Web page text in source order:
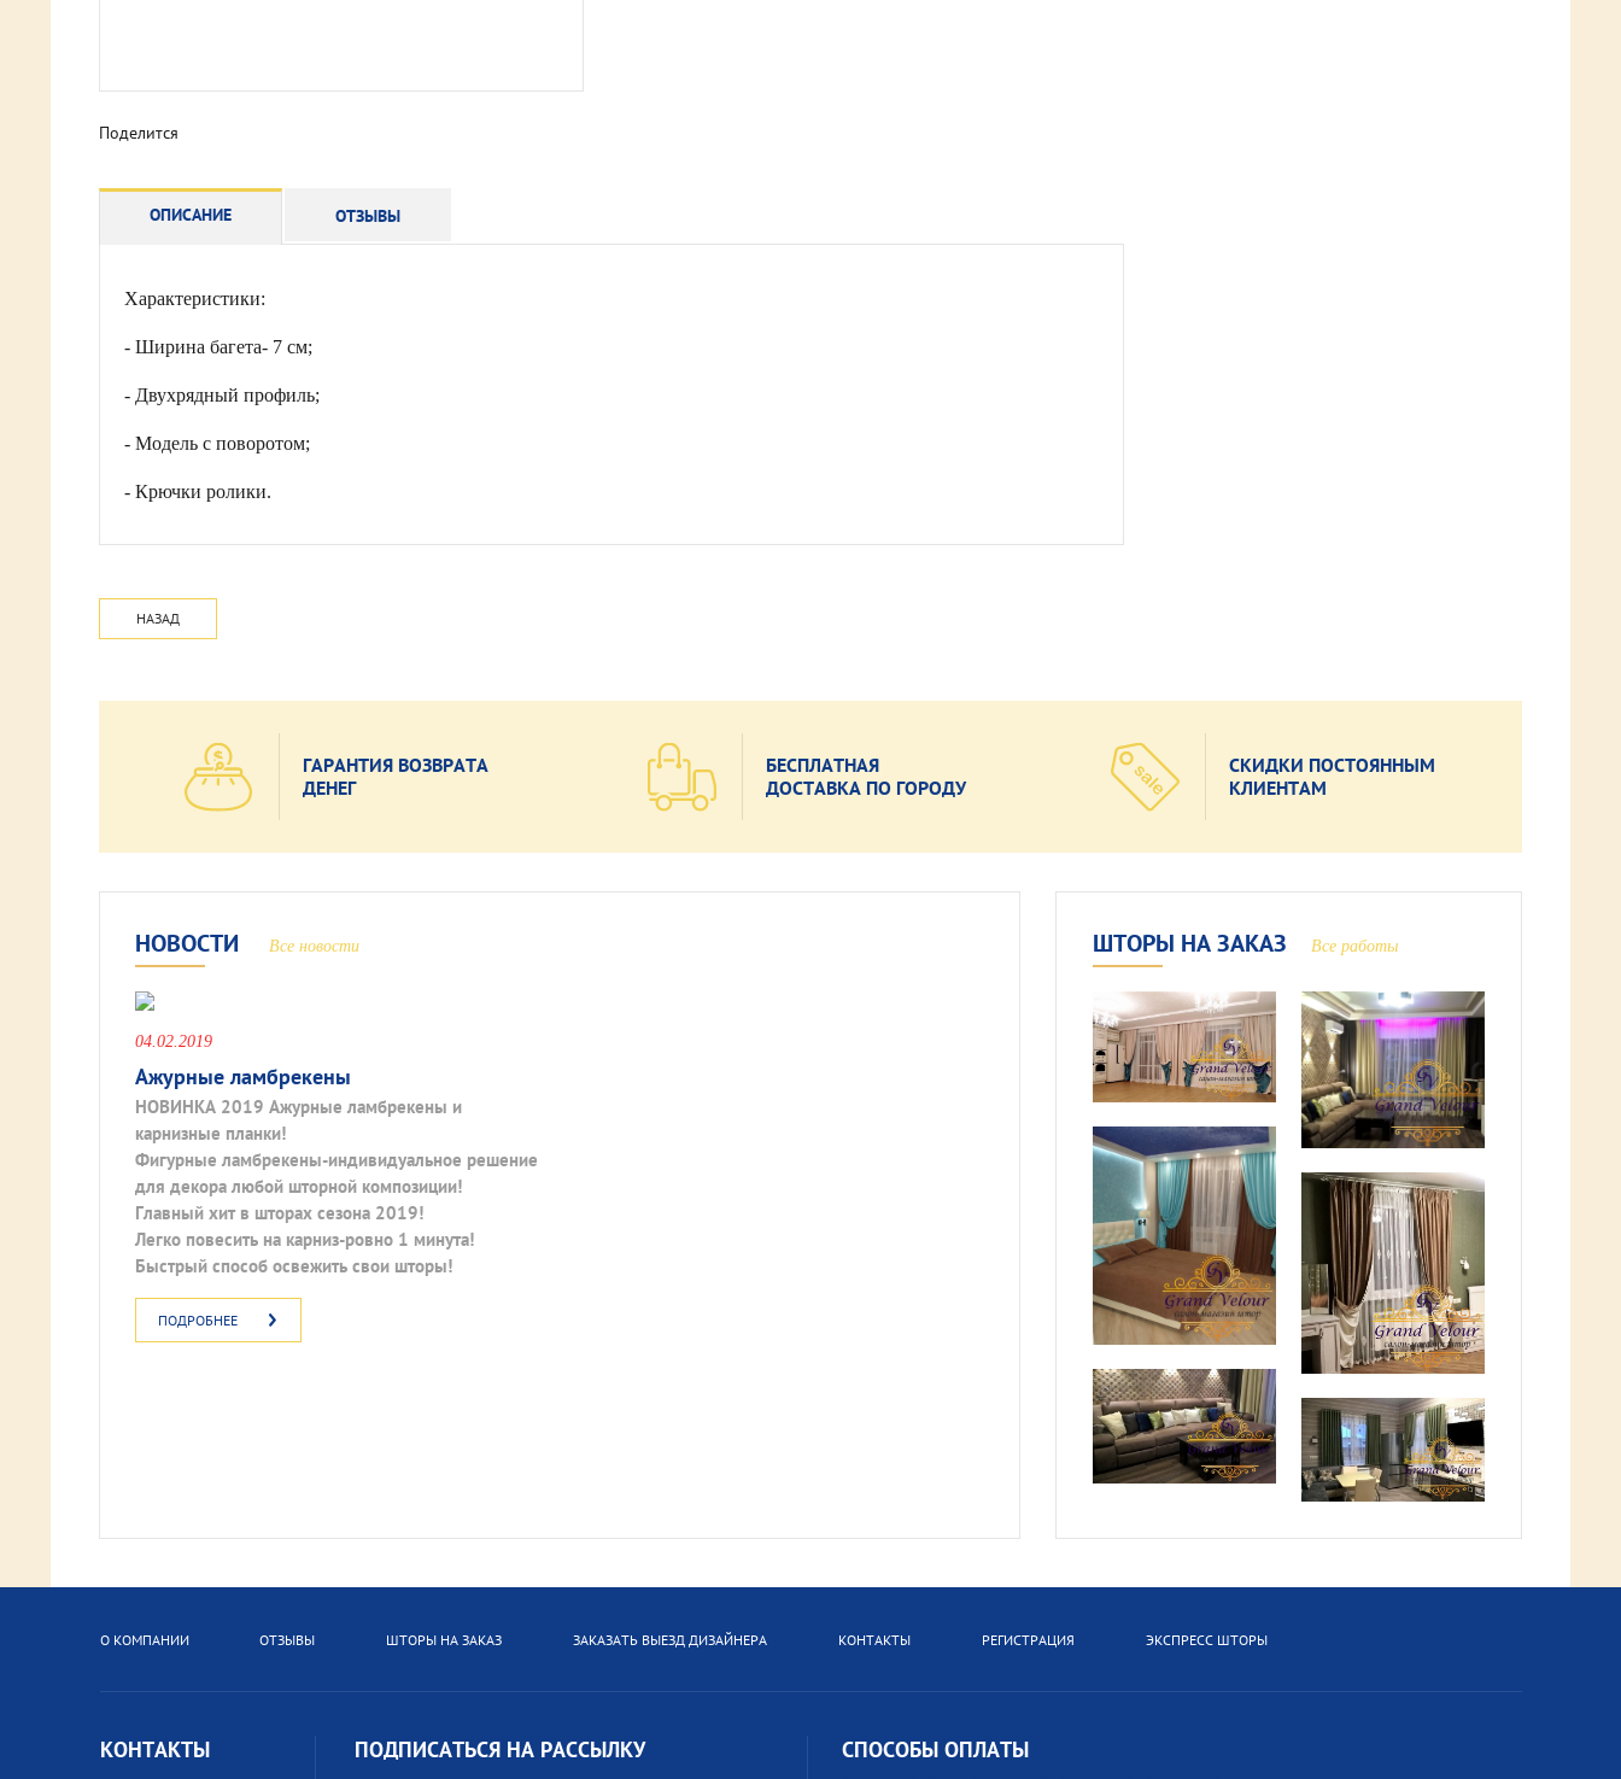
Поделится
ОПИСАНИЕ ОТЗЫВЫ
Характеристики:
- Ширина багета- 7 см;
- Двухрядный профиль;
- Модель с поворотом;
- Крючки ролики.
НАЗАД
ГАРАНТИЯ ВОЗВРАТА
ДЕНЕГ
БЕСПЛАТНАЯ
ДОСТАВКА ПО ГОРОДУ
СКИДКИ ПОСТОЯННЫМ
КЛИЕНТАМ
НОВОСТИ Все новости
04.02.2019
Ажурные ламбрекены
НОВИНКА 2019 Ажурные ламбрекены и
карнизные планки!
Фигурные ламбрекены-индивидуальное решение
для декора любой шторной композиции!
Главный хит в шторах сезона 2019!
Легко повесить на карниз-ровно 1 минута!
Быстрый способ освежить свои шторы!
ПОДРОБНЕЕ
ШТОРЫ НА ЗАКАЗ Все работы
О КОМПАНИИ ОТЗЫВЫ ШТОРЫ НА ЗАКАЗ ЗАКАЗАТЬ ВЫЕЗД ДИЗАЙНЕРА КОНТАКТЫ РЕГИСТРАЦИЯ ЭКСПРЕСС ШТОРЫ
КОНТАКТЫ ПОДПИСАТЬСЯ НА РАССЫЛКУ СПОСОБЫ ОПЛАТЫ